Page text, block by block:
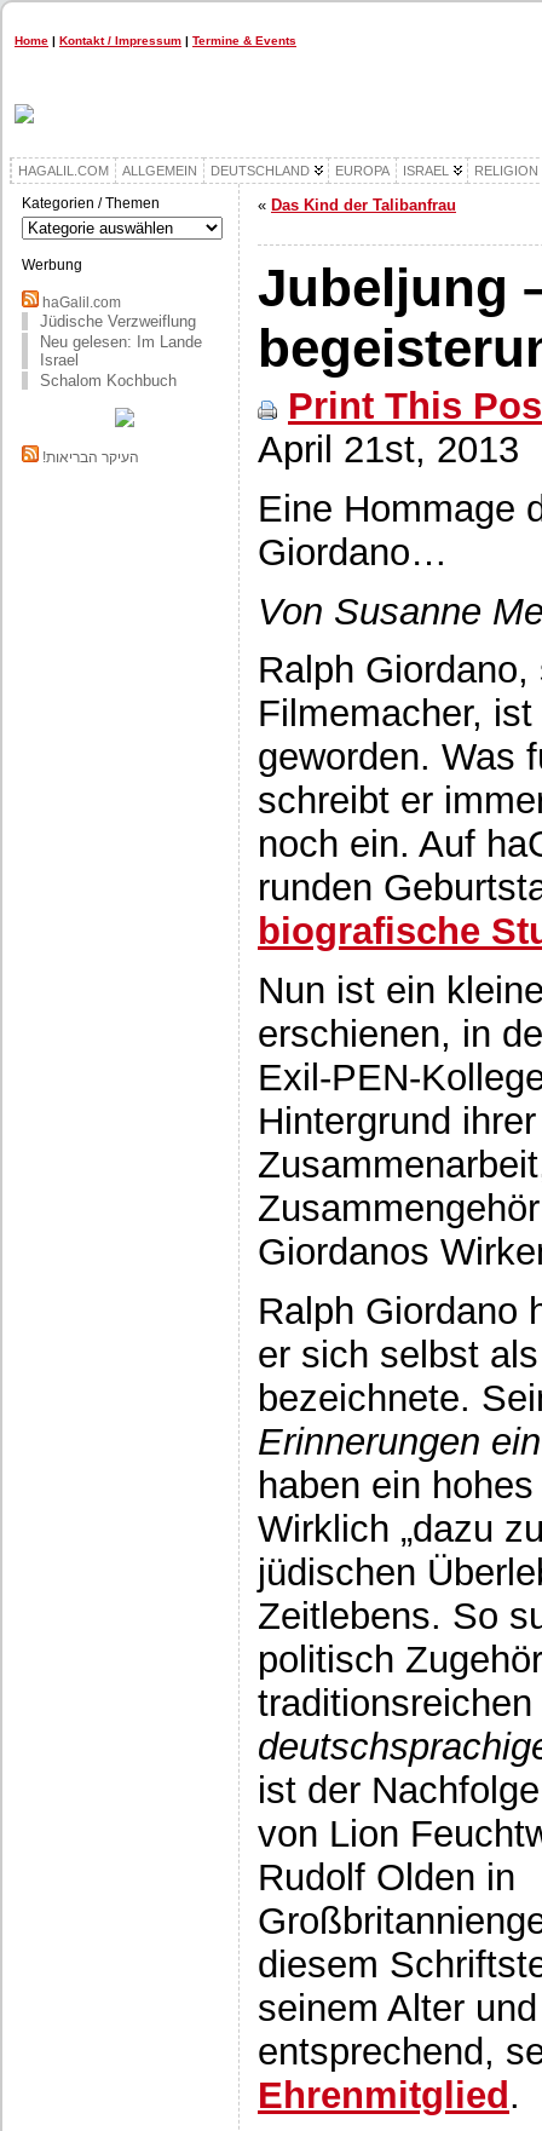
Home | Kontakt / Impressum | Termine & Events
HAGALIL.COM ALLGEMEIN DEUTSCHLAND EUROPA ISRAEL RELIGION
Kategorien / Themen
Kategorien
/
Themen
Werbung
haGalil.com
Jüdische Verzweiflung
Neu gelesen: Im Lande
Israel
Schalom Kochbuch
!העיקר הבריאות
« Das Kind der Talibanfrau
Jubeljung
Print This
April 21st, 2013
Eine Hommage
Giordano…
Von Susanne
Ralph
Filmemacher,
geworden. Was
schreibt er
noch ein. Auf
runden
biografische
Nun ist ein
erschienen, in
Exil-PEN-
Hintergrund
Giordanos
Ralph Giordano
er sich selbst
bezeichnete.
Erinnerungen
haben ein
Wirklich „dazu
jüdischen
Zeitlebens. So
politisch
traditionsreichen
ist der
von Lion
Rudolf Olden in
diesem
seinem Alter
entsprechend,
Ehrenmitglied .